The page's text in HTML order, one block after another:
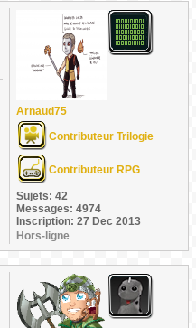
Arnaud75
Contributeur Trilogie
Contributeur RPG
Sujets: 42
Messages: 4974
Inscription: 27 Dec 2013
Hors-ligne